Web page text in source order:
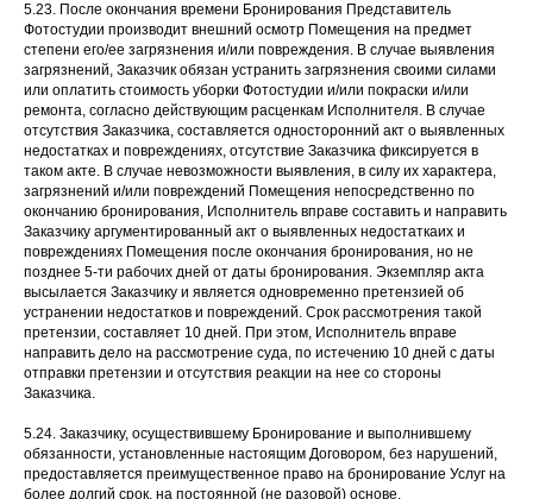
5.23. После окончания времени Бронирования Представитель
Фотостудии производит внешний осмотр Помещения на предмет
степени его/ее загрязнения и/или повреждения. В случае выявления
загрязнений, Заказчик обязан устранить загрязнения своими силами
или оплатить стоимость уборки Фотостудии и/или покраски и/или
ремонта, согласно действующим расценкам Исполнителя. В случае
отсутствия Заказчика, составляется односторонний акт о выявленных
недостатках и повреждениях, отсутствие Заказчика фиксируется в
таком акте. В случае невозможности выявления, в силу их характера,
загрязнений и/или повреждений Помещения непосредственно по
окончанию бронирования, Исполнитель вправе составить и направить
Заказчику аргументированный акт о выявленных недостаткаих и
повреждениях Помещения после окончания бронирования, но не
позднее 5-ти рабочих дней от даты бронирования. Экземпляр акта
высылается Заказчику и является одновременно претензией об
устранении недостатков и повреждений. Срок рассмотрения такой
претензии, составляет 10 дней. При этом, Исполнитель вправе
направить дело на рассмотрение суда, по истечению 10 дней с даты
отправки претензии и отсутствия реакции на нее со стороны
Заказчика.
5.24. Заказчику, осуществившему Бронирование и выполнившему
обязанности, установленные настоящим Договором, без нарушений,
предоставляется преимущественное право на бронирование Услуг на
более долгий срок, на постоянной (не разовой) основе.